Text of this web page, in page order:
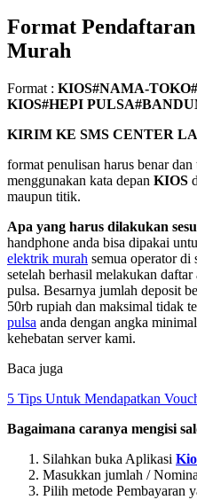
Format
Murah
Format : KIOS#NAMA-
KIOS#HEPI
KIRIM KE SMS CENTER
format penulisan harus benar
menggunakan kata depan KIOS
maupun titik.
Apa yang harus dilakukan
handphone anda bisa dipakai
elektrik murah semua operator di
setelah berhasil melakukan
pulsa. Besarnya jumlah deposit
50rb rupiah dan maksimal tidak
pulsa anda dengan angka
kehebatan server kami.
Baca juga
5 Tips Untuk Mendapatkan
Bagaimana caranya mengisi
Silahkan buka Aplikasi
Masukkan jumlah /
Pilih metode Pembayaran